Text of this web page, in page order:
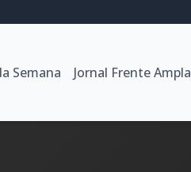
Semana Jornal Frente Ampla